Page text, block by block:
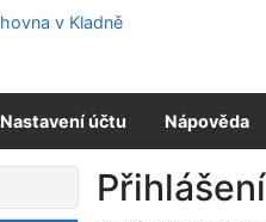
Nastavení účtu Nápověda
Přihlášení